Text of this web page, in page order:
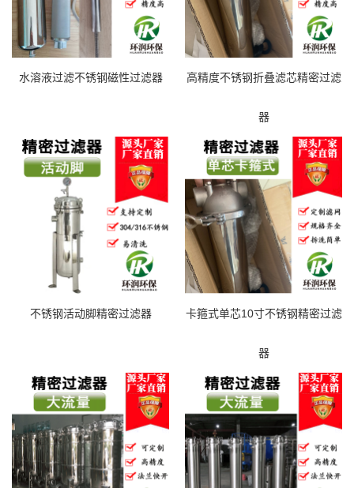
水溶液过滤不锈钢磁性过滤器 高精度不锈钢折叠滤芯精密过滤
器
不锈钢活动脚精密过滤器 卡箍式单芯10寸不锈钢精密过滤
器